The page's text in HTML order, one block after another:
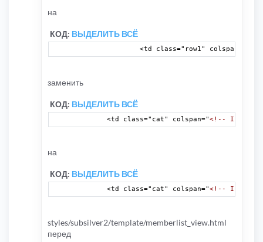
на
КОД: ВЫДЕЛИТЬ ВСЁ
		<td class="row1" colspan="
заменить
КОД: ВЫДЕЛИТЬ ВСЁ
	<td class="cat" colspan="
<!-- IF
на
КОД: ВЫДЕЛИТЬ ВСЁ
	<td class="cat" colspan="
<!-- IF
styles/subsilver2/template/memberlist_view.html
перед